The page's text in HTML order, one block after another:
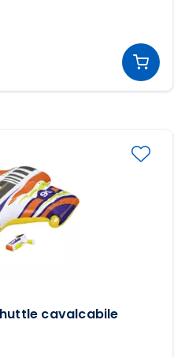
cavalcabile